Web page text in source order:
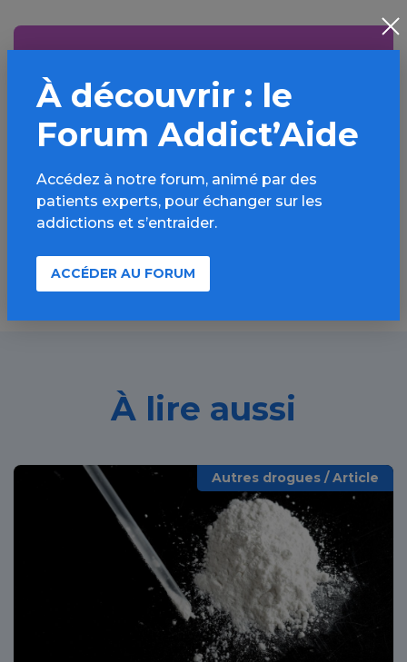
l’espace Autres drogues
Informations, parcours d’évaluations,
ressources, actualités...
Découvrir
À lire aussi
Autres drogues / Article
À découvrir : le
Forum Addict’Aide
Accédez à notre forum, animé par des
patients experts, pour échanger sur les
addictions et s’entraider.
ACCÉDER AU FORUM